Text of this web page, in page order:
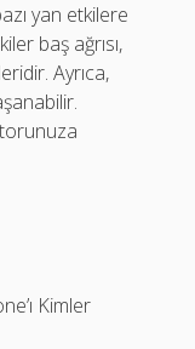
yan etkilere
baş ağrısı,
Ayrıca,
Kimler